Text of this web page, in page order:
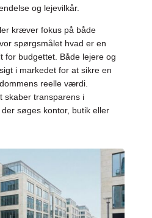
og lejevilkår.
kræver fokus på både
spørgsmålet hvad er en
for budgettet. Både lejere og
i markedet for at sikre en
reelle værdi.
skaber transparens i
søges kontor, butik eller